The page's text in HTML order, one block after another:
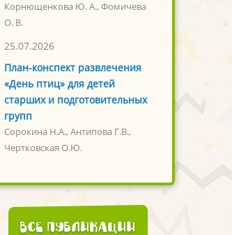
Корнющенкова Ю. А., Фомичева
О. В.
25.07.2026
План-конспект развлечения
«День птиц» для детей
старших и подготовительных
групп
Сорокина Н.А., Антипова Г.В.,
Чертковская О.Ю.
Все публикации